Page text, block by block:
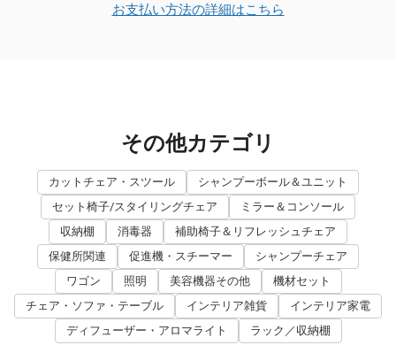
お支払い方法の詳細はこちら
その他カテゴリ
カットチェア・スツール
シャンプーボール＆ユニット
セット椅子/スタイリングチェア
ミラー＆コンソール
収納棚
消毒器
補助椅子＆リフレッシュチェア
保健所関連
促進機・スチーマー
シャンプーチェア
ワゴン
照明 美容機器その他
機材セット
チェア・ソファ・テーブル
インテリア雑貨
インテリア家電
ディフューザー・アロマライト
ラック／収納棚